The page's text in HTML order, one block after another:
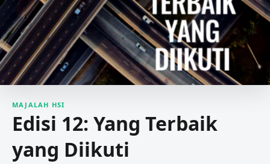
MAJALAH HSI
Edisi 12: Yang Terbaik
yang Diikuti